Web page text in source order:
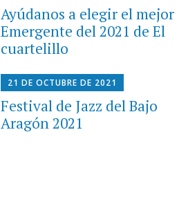
Ayúdanos a elegir el mejor
Emergente del 2021 de El
cuartelillo
21 DE OCTUBRE DE 2021
Festival de Jazz del Bajo
Aragón 2021